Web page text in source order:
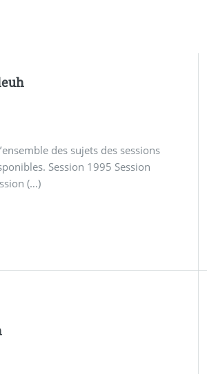
des sujets des sessions
Session 1995 Session
(…)